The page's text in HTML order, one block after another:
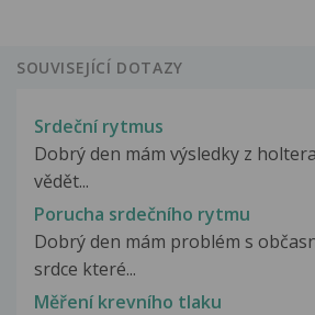
SOUVISEJÍCÍ DOTAZY
Srdeční rytmus
Dobrý den mám výsledky z
vědět...
Porucha srdečního rytmu
Dobrý den mám problém s
srdce které...
Měření krevního tlaku